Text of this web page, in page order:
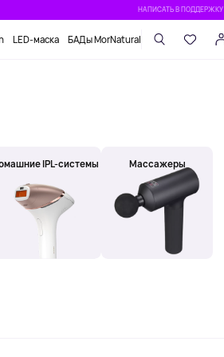
НАПИСАТЬ В ПОДДЕРЖКУ
LED-маска БАДы MorNatural
IPL-системы Массажеры